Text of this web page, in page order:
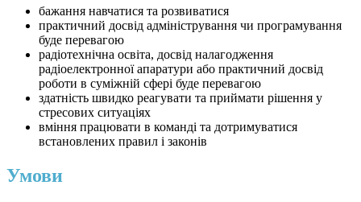
бажання навчатися та розвиватися
практичний досвід адміністрування чи програмування
буде перевагою
радіотехнічна освіта, досвід налагодження
радіоелектронної апаратури або практичний досвід
роботи в суміжній сфері буде перевагою
здатність швидко реагувати та приймати рішення у
стресових ситуаціях
вміння працювати в команді та дотримуватися
встановлених правил і законів
Умови